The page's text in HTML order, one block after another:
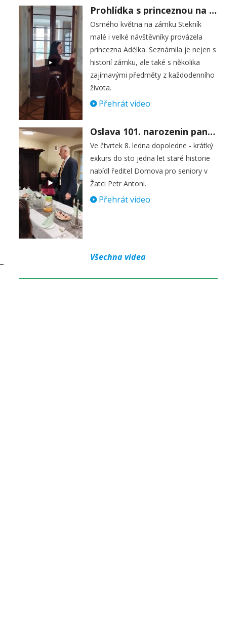
Prohlídka s princeznou na zámku Stekník
Osmého května na zámku Stekník
malé i velké návštěvníky provázela
princezna Adélka. Seznámila je nejen s
historií zámku, ale také s několika
zajímavými předměty z každodenního
života.
Přehrát video
Oslava 101. narozenin paní Věry Skořepové
Ve čtvrtek 8. ledna dopoledne - krátký
exkurs do sto jedna let staré historie
nabídl ředitel Domova pro seniory v
Žatci Petr Antoni.
Přehrát video
Všechna videa